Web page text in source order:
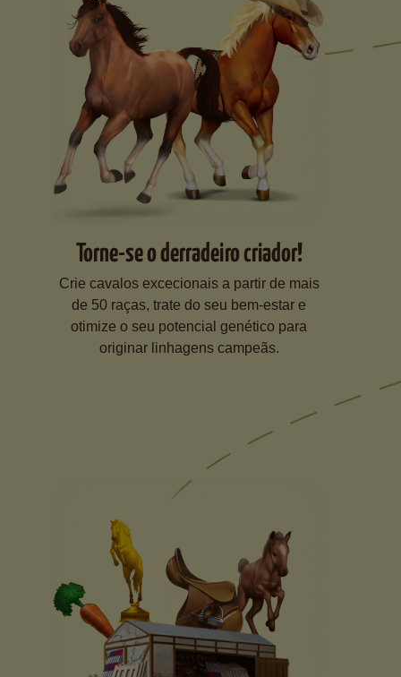
Torne-se o derradeiro criador!
Crie cavalos excecionais a partir de mais
de 50 raças, trate do seu bem-estar e
otimize o seu potencial genético para
originar linhagens campeãs.